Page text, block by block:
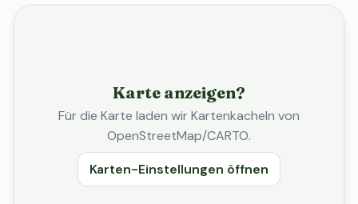
Karte anzeigen?
Für die Karte laden wir Kartenkacheln von
OpenStreetMap/CARTO.
Karten-Einstellungen öffnen